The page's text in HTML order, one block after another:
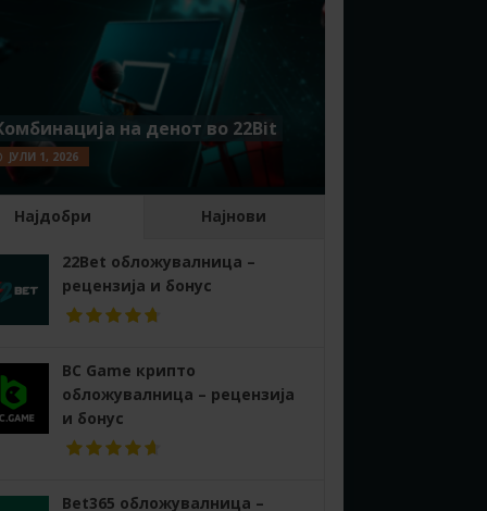
на денот во 22Bit
ЈУЛИ 1, 2026
Најдобри Најнови
22Bet обложувалница –
рецензија и бонус
BC Game крипто
обложувалница – рецензија
и бонус
Bet365 обложувалница –